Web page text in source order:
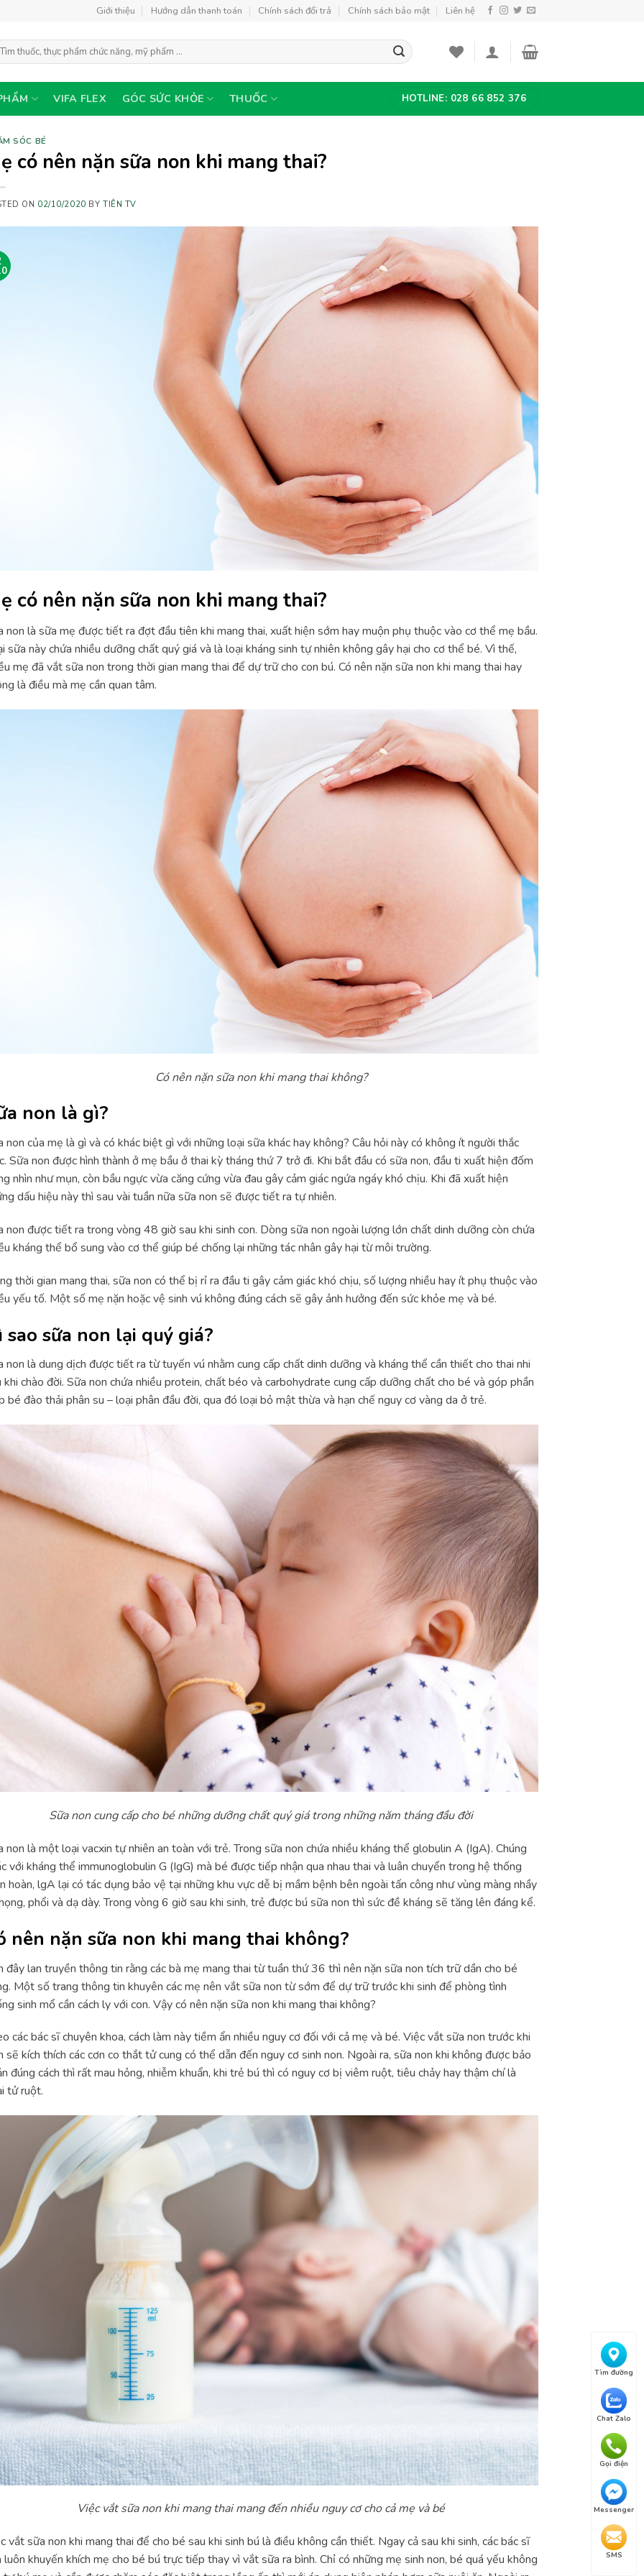
Tìm đường
Chat Zalo
Gọi điện
Messenger
SMS
Giới thiệu Hướng dẫn thanh toán Chính sách đổi trả Chính sách bảo mật Liên hệ
VIFA FLEX GÓC SỨC KHỎE THUỐC HOTLINE: 028 66 852 376
SÓC BÉ
có nên nặn sữa non khi mang thai?
ON 02/10/2020 BY TIÊN TV
có nên nặn sữa non khi mang thai?
non là sữa mẹ được tiết ra đợt đầu tiên khi mang thai, xuất hiện sớm hay muộn phụ thuộc vào cơ thể mẹ bầu.
sữa này chứa nhiều dưỡng chất quý giá và là loại kháng sinh tự nhiên không gây hại cho cơ thể bé. Vì thế,
mẹ đã vắt sữa non trong thời gian mang thai để dự trữ cho con bú. Có nên nặn sữa non khi mang thai hay
là điều mà mẹ cần quan tâm.
Có nên nặn sữa non khi mang thai không?
non là gì?
non của mẹ là gì và có khác biệt gì với những loại sữa khác hay không? Câu hỏi này có không ít người thắc
Sữa non được hình thành ở mẹ bầu ở thai kỳ tháng thứ 7 trở đi. Khi bắt đầu có sữa non, đầu ti xuất hiện đốm
nhìn như mụn, còn bầu ngực vừa căng cứng vừa đau gây cảm giác ngứa ngáy khó chịu. Khi đã xuất hiện
dấu hiệu này thì sau vài tuần nữa sữa non sẽ được tiết ra tự nhiên.
non được tiết ra trong vòng 48 giờ sau khi sinh con. Dòng sữa non ngoài lượng lớn chất dinh dưỡng còn chứa
kháng thể bổ sung vào cơ thể giúp bé chống lại những tác nhân gây hại từ môi trường.
thời gian mang thai, sữa non có thể bị rỉ ra đầu ti gây cảm giác khó chịu, số lượng nhiều hay ít phụ thuộc vào
yếu tố. Một số mẹ nặn hoặc vệ sinh vú không đúng cách sẽ gây ảnh hưởng đến sức khỏe mẹ và bé.
sao sữa non lại quý giá?
non là dung dịch được tiết ra từ tuyến vú nhằm cung cấp chất dinh dưỡng và kháng thể cần thiết cho thai nhi
khi chào đời. Sữa non chứa nhiều protein, chất béo và carbohydrate cung cấp dưỡng chất cho bé và góp phần
bé đào thải phân su – loại phân đầu đời, qua đó loại bỏ mật thừa và hạn chế nguy cơ vàng da ở trẻ.
Sữa non cung cấp cho bé những dưỡng chất quý giá trong những năm tháng đầu đời
non là một loại vacxin tự nhiên an toàn với trẻ. Trong sữa non chứa nhiều kháng thể globulin A (IgA). Chúng
với kháng thể immunoglobulin G (IgG) mà bé được tiếp nhận qua nhau thai và luân chuyển trong hệ thống
hoàn, lgA lại có tác dụng bảo vệ tại những khu vực dễ bị mầm bệnh bên ngoài tấn công như vùng màng nhầy
phổi và dạ dày. Trong vòng 6 giờ sau khi sinh, trẻ được bú sữa non thì sức đề kháng sẽ tăng lên đáng kể.
nên nặn sữa non khi mang thai không?
đây lan truyền thông tin rằng các bà mẹ mang thai từ tuần thứ 36 thì nên nặn sữa non tích trữ dần cho bé
Một số trang thông tin khuyên các mẹ nên vắt sữa non từ sớm để dự trữ trước khi sinh để phòng tình
sinh mổ cần cách ly với con. Vậy có nên nặn sữa non khi mang thai không?
các bác sĩ chuyên khoa, cách làm này tiềm ẩn nhiều nguy cơ đối với cả mẹ và bé. Việc vắt sữa non trước khi
sẽ kích thích các cơn co thắt tử cung có thể dẫn đến nguy cơ sinh non. Ngoài ra, sữa non khi không được bảo
đúng cách thì rất mau hỏng, nhiễm khuẩn, khi trẻ bú thì có nguy cơ bị viêm ruột, tiêu chảy hay thậm chí là
tử ruột.
Việc vắt sữa non khi mang thai mang đến nhiều nguy cơ cho cả mẹ và bé
vắt sữa non khi mang thai để cho bé sau khi sinh bú là điều không cần thiết. Ngay cả sau khi sinh, các bác sĩ
luôn khuyến khích mẹ cho bé bú trực tiếp thay vì vắt sữa ra bình. Chỉ có những mẹ sinh non, bé quá yếu không